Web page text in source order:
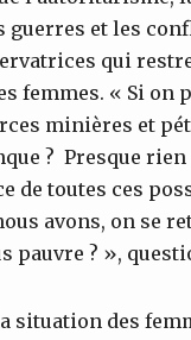
guerres et les
qui
femmes. « Si on
minières et
? Presque rien
de toutes ces
avons, on se
pauvre ? »,
situation des